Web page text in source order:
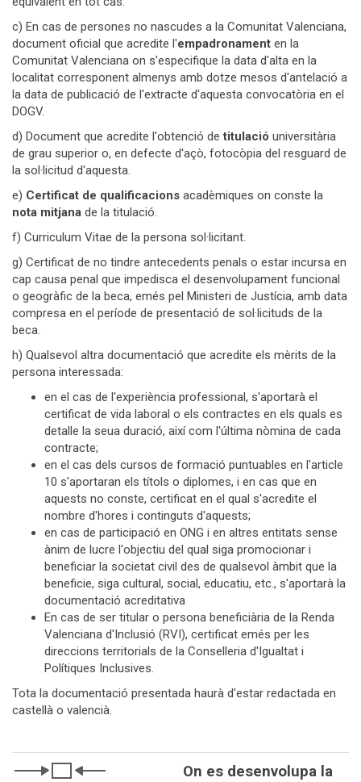
c) En cas de persones no nascudes a la Comunitat Valenciana,
document oficial que acredite l'empadronament en la
Comunitat Valenciana on s'especifique la data d'alta en la
localitat corresponent almenys amb dotze mesos d'antelació a
la data de publicació de l'extracte d'aquesta convocatòria en el
DOGV.
d) Document que acredite l'obtenció detitulació universitària
de grau superior o, en defecte d'açò, fotocòpia del resguard de
la sol·licitud d'aquesta.
e) Certificat de qualificacions acadèmiques on conste la
nota mitjana de la titulació.
f) Curriculum Vitae de la persona sol·licitant.
g) Certificat de no tindre antecedents penals o estar incursa en
cap causa penal que impedisca el desenvolupament funcional
o geogràfic de la beca, emés pel Ministeri de Justícia, amb data
compresa en el període de presentació de sol·licituds de la
beca.
h) Qualsevol altra documentació que acredite els mèrits de la
persona interessada:
en el cas de l'experiència professional, s'aportarà el
certificat de vida laboral o els contractes en els quals es
detalle la seua duració, així com l'última nòmina de cada
contracte;
en el cas dels cursos de formació puntuables en l'article
10 s'aportaran els títols o diplomes, i en cas que en
aquests no conste, certificat en el qual s'acredite el
nombre d'hores i continguts d'aquests;
en cas de participació en ONG i en altres entitats sense
ànim de lucre l'objectiu del qual siga promocionar i
beneficiar la societat civil des de qualsevol àmbit que la
beneficie, siga cultural, social, educatiu, etc., s'aportarà la
documentació acreditativa
En cas de ser titular o persona beneficiària de la Renda
Valenciana d'Inclusió (RVI), certificat emés per les
direccions territorials de la Conselleria d'Igualtat i
Polítiques Inclusives.
Tota la documentació presentada haurà d'estar redactada en
castellà o valencià.
On es desenvolupa la